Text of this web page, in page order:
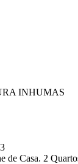
INHUMAS
de Casa. 2